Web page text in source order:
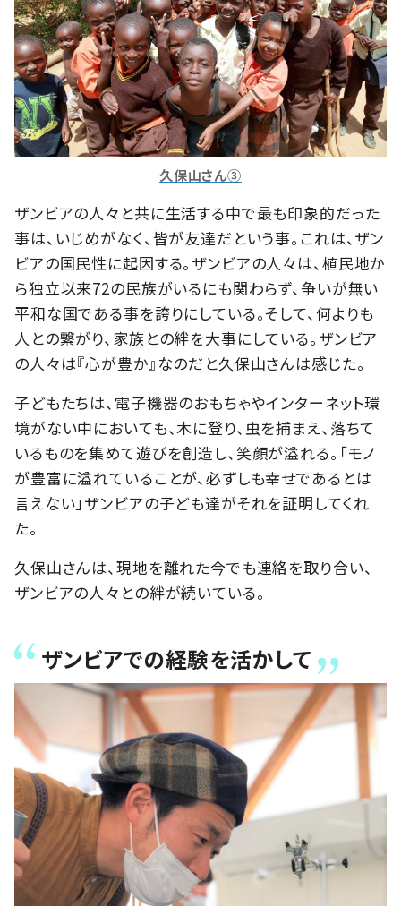
久保山さん③
ザンビアの人々と共に生活する中で最も印象的だった
事は、いじめがなく、皆が友達だという事。これは、ザン
ビアの国民性に起因する。ザンビアの人々は、植民地か
ら独立以来72の民族がいるにも関わらず、争いが無い
平和な国である事を誇りにしている。そして、何よりも
人との繋がり、家族との絆を大事にしている。ザンビア
の人々は『心が豊か』なのだと久保山さんは感じた。
子どもたちは、電子機器のおもちゃやインターネット環
境がない中においても、木に登り、虫を捕まえ、落ちて
いるものを集めて遊びを創造し、笑顔が溢れる。「モノ
が豊富に溢れていることが、必ずしも幸せであるとは
言えない」ザンビアの子ども達がそれを証明してくれ
た。
久保山さんは、現地を離れた今でも連絡を取り合い、
ザンビアの人々との絆が続いている。
ザンビアでの経験を活かして